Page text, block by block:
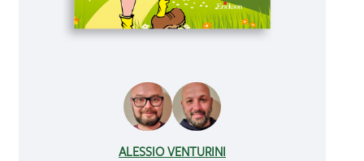
ALESSIO VENTURINI